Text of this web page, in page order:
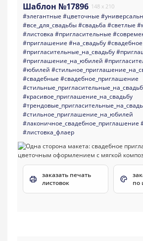
Шаблон №17896 148 x 210
#элегантные #цветочные
#все_для_свадьбы#свадьба #светлые
#листовка #пригласительные
#приглашение #на_свадьбу#свадебное
#пригласительные_на_свадьбу
#приглашение_на_юбилей
#юбилей
#свадебные #свадебное_приглашение
#красивое_приглашение_на_свадьбу
#стильное_приглашение_на_юбилей
#лаконичное_свадебное_приглашение
#листовка_флаер
заказать печать
листовок
по